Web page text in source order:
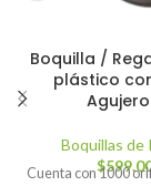
Boquilla /
plástico
Boquillas de
$
Cuenta con 1000